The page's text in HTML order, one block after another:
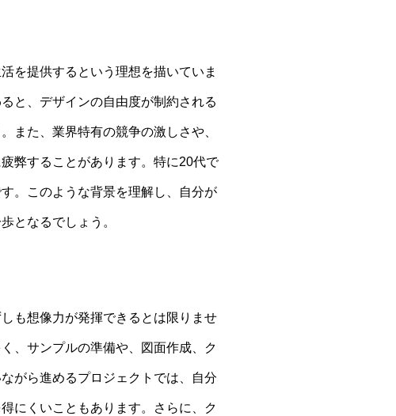
を提供するという理想を描いていま
と、デザインの自由度が制約される
また、業界特有の競争の激しさや、
弊することがあります。特に20代で
。このような背景を理解し、自分が
となるでしょう。
も想像力が発揮できるとは限りませ
、サンプルの準備や、図面作成、ク
がら進めるプロジェクトでは、自分
にくいこともあります。さらに、ク